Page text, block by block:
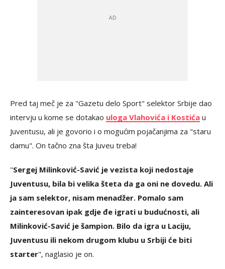
Pred taj meč je za "Gazetu delo Sport" selektor Srbije dao
intervju u kome se dotakao uloga Vlahovića i Kostića u
Juventusu, ali je govorio i o mogućim pojačanjima za "staru
damu". On tačno zna šta Juveu treba!
"Sergej Milinković-Savić je vezista koji nedostaje
Juventusu, bila bi velika šteta da ga oni ne dovedu. Ali
ja sam selektor, nisam menadžer. Pomalo sam
zainteresovan ipak gdje đe igrati u budućnosti, ali
Milinković-Savić je šampion. Bilo da igra u Laciju,
Juventusu ili nekom drugom klubu u Srbiji će biti
starter", naglasio je on.